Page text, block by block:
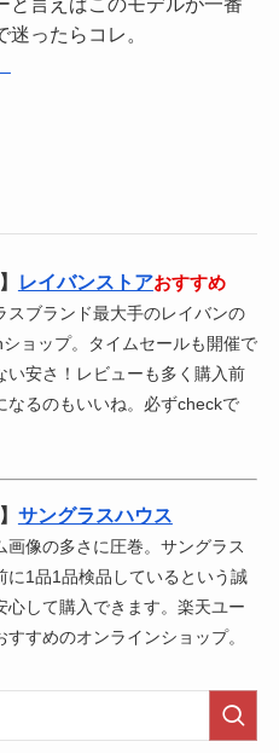
ったらコレ。
レイバンストアおすすめ
スブランド最大手のレイバンの
ョップ。タイムセールも開催で
い安さ！レビューも多く購入前
なるのもいいね。必ずcheckで
サングラスハウス
画像の多さに圧巻。サングラス
に1品1品検品しているという誠
心して購入できます。楽天ユー
すすめのオンラインショップ。